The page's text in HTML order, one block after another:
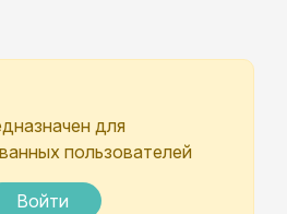
для
пользователей
Войти